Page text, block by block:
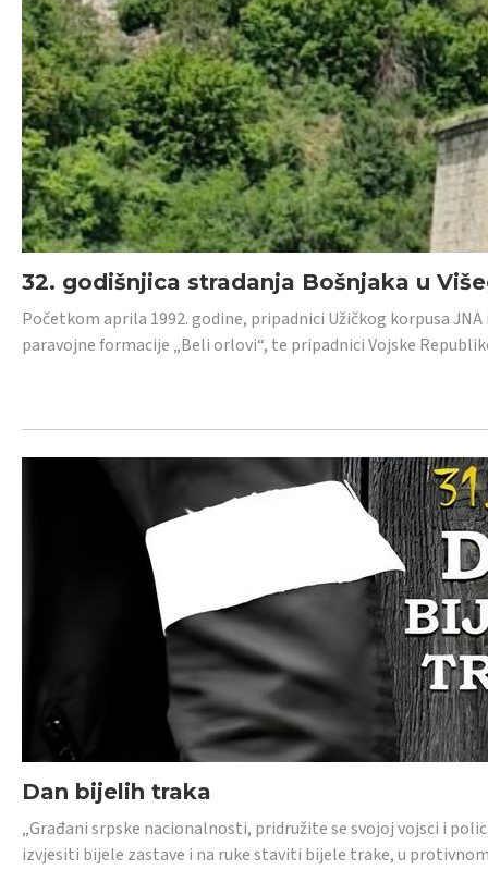
32. godišnjica stradanja Bošnjaka u
Početkom aprila 1992. godine, pripadnici Užičkog korpusa
paravojne formacije „Beli orlovi“, te pripadnici Vojske
Dan bijelih traka
„Građani srpske nacionalnosti, pridružite se svojoj vojsci i
izvjesiti bijele zastave i na ruke staviti bijele trake, u